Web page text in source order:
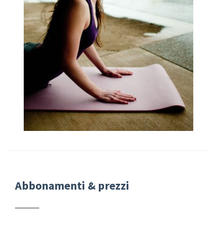
Abbonamenti & prezzi